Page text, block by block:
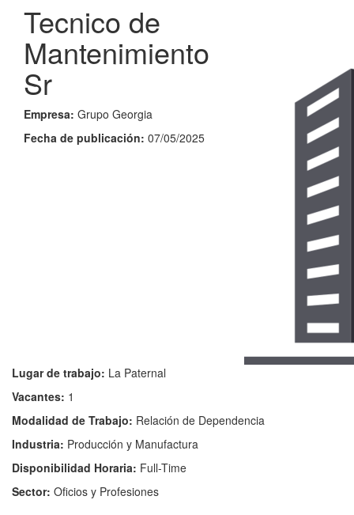
Tecnico de
Mantenimiento
Sr
Empresa: Grupo Georgia
Fecha de publicación: 07/05/2025
Lugar de trabajo: La Paternal
Vacantes: 1
Modalidad de Trabajo: Relación de Dependencia
Industria: Producción y Manufactura
Disponibilidad Horaria: Full-Time
Sector: Oficios y Profesiones